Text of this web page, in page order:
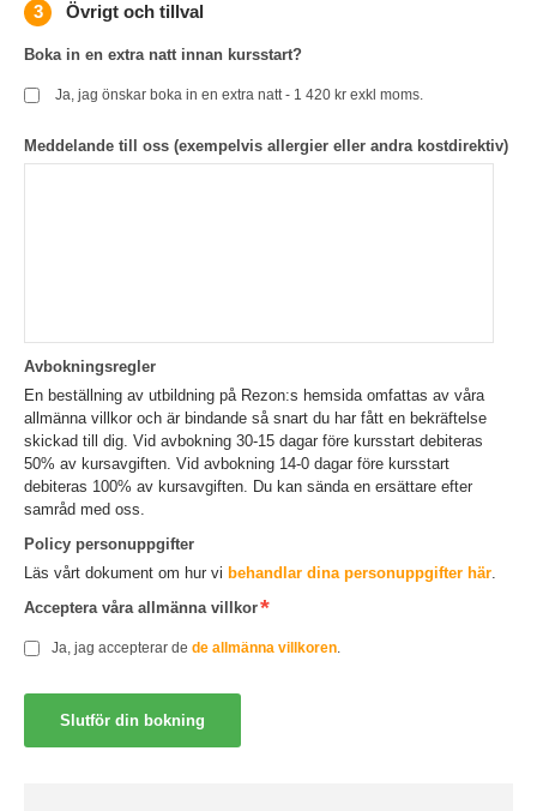
Övrigt och tillval
Boka in en extra natt innan kursstart?
Ja, jag önskar boka in en extra natt - 1 420 kr exkl moms.
Meddelande till oss (exempelvis allergier eller andra kostdirektiv)
Avbokningsregler
En beställning av utbildning på Rezon:s hemsida omfattas av våra
allmänna villkor och är bindande så snart du har fått en bekräftelse
skickad till dig. Vid avbokning 30-15 dagar före kursstart debiteras
50% av kursavgiften. Vid avbokning 14-0 dagar före kursstart
debiteras 100% av kursavgiften. Du kan sända en ersättare efter
samråd med oss.
Policy personuppgifter
Läs vårt dokument om hur vi behandlar dina personuppgifter här.
Acceptera våra allmänna villkor
Ja, jag accepterar de de allmänna villkoren